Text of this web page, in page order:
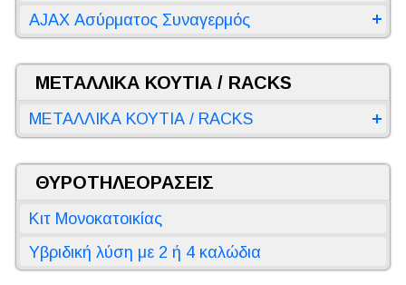
AJAX Ασύρματος Συναγερμός
ΜΕΤΑΛΛΙΚΑ ΚΟΥΤΙΑ / RACKS
ΜΕΤΑΛΛΙΚΑ ΚΟΥΤΙΑ / RACKS
ΘΥΡΟΤΗΛΕΟΡΑΣΕΙΣ
Κιτ Μονοκατοικίας
Υβριδική λύση με 2 ή 4 καλώδια